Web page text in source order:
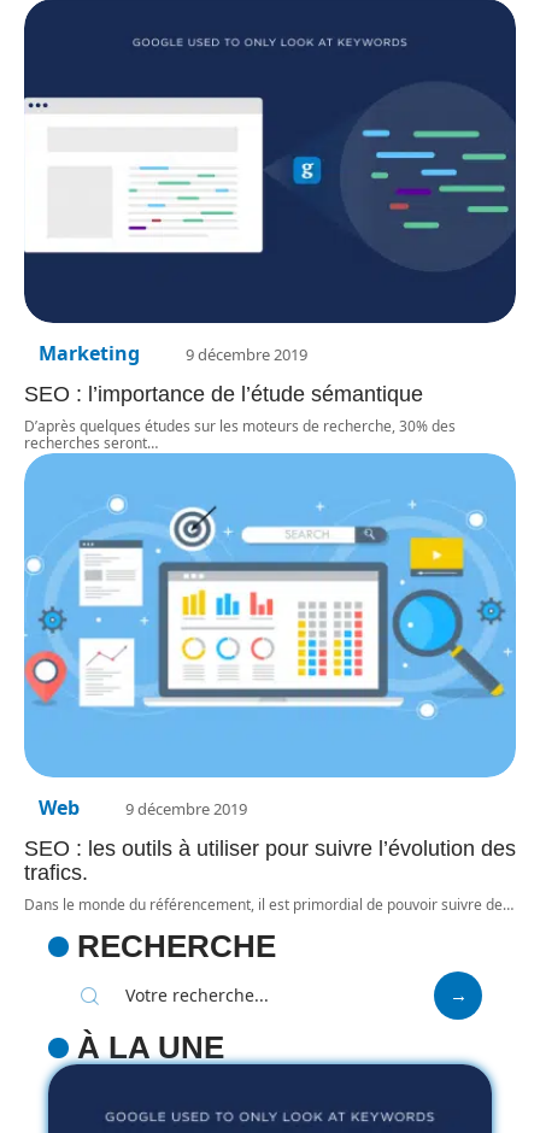
Marketing 9 décembre 2019
SEO : l’importance de l’étude sémantique
D’après quelques études sur les moteurs de recherche, 30% des
recherches seront…
Web 9 décembre 2019
SEO : les outils à utiliser pour suivre l’évolution des
trafics.
Dans le monde du référencement, il est primordial de pouvoir suivre de…
RECHERCHE
À LA UNE